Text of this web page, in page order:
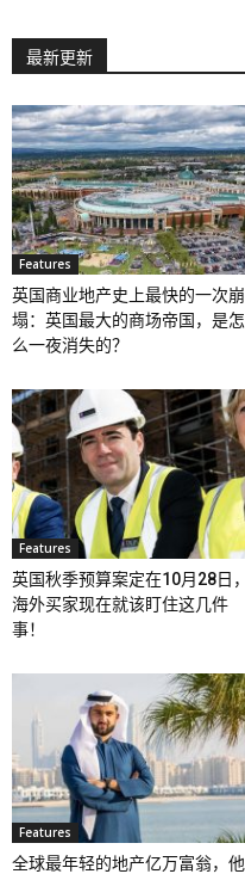
最新更新
Features
英国商业地产史上最快的一次崩
塌：英国最大的商场帝国，是怎
么一夜消失的？
Features
英国秋季预算案定在10月28日，
海外买家现在就该盯住这几件
事！
Features
全球最年轻的地产亿万富翁，他